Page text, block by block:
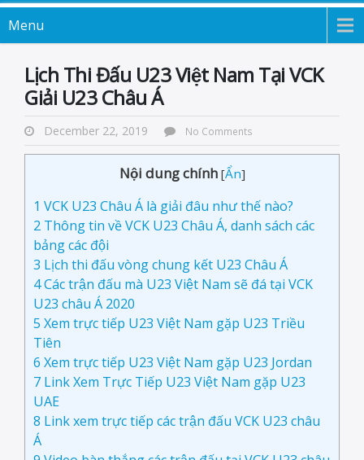
Menu
Lịch Thi Đấu U23 Việt Nam Tại VCK
Giải U23 Châu Á
December 22, 2019 No Comments
Nội dung chính [Ẩn]
1 VCK U23 Châu Á là giải đâu như thế nào?
2 Thông tin về VCK U23 Châu Á, danh sách các
bảng các đội
3 Lịch thi đấu vòng chung kết U23 Châu Á
4Các trận đấu mà U23 Việt Nam sẽ đá tại VCK
U23 châu Á 2020
5 Xem trực tiếp U23 Việt Nam gặp U23 Triều
Tiên
6 Xem trực tiếp U23 Việt Nam gặp U23 Jordan
7 Link Xem Trực Tiếp U23 Việt Nam gặp U23
UAE
8 Link xem trực tiếp các trận đấu VCK U23 châu
Á